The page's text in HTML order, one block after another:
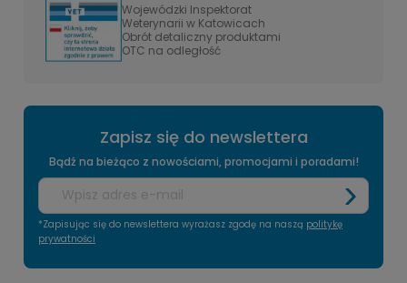
Wojewódzki Inspektorat
Weterynarii w Katowicach
Obrót detaliczny produktami
OTC na odległość
Zapisz się do newslettera
Bądź na bieżąco z nowościami, promocjami i poradami!
*Zapisując się do newslettera wyrażasz zgodę na naszą politykę
prywatności